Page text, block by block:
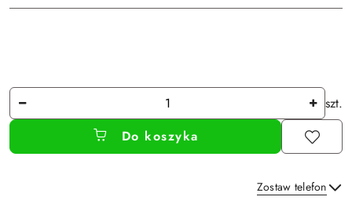
Ilość
szt.
Do koszyka
Zostaw telefon